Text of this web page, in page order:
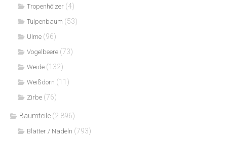
Tropenhölzer (4)
Tulpenbaum (53)
Ulme (96)
Vogelbeere (73)
Weide (132)
Weißdorn (11)
Zirbe (76)
Baumteile (2.896)
Blätter / Nadeln (793)